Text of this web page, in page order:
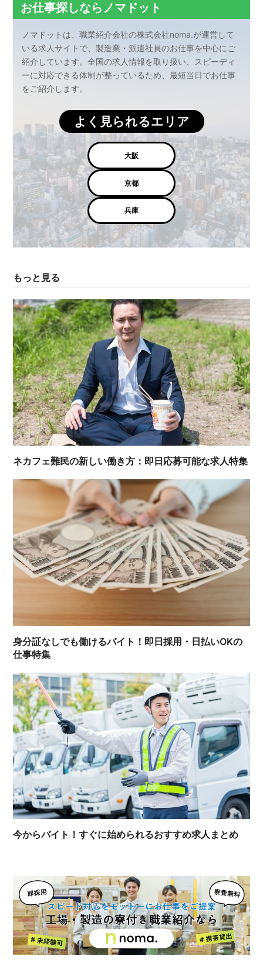
お仕事探しならノマドット
ノマドットは、職業紹介会社の株式会社noma.が運営して
いる求人サイトで、製造業・派遣社員のお仕事を中心にご
紹介しています。全国の求人情報を取り扱い、スピーディ
ーに対応できる体制が整っているため、最短当日でお仕事
をご紹介します。
よく見られるエリア
大阪
京都
兵庫
もっと見る
ネカフェ難民の新しい働き方：即日応募可能な求人特集
身分証なしでも働けるバイト！即日採用・日払いOKの
仕事特集
今からバイト！すぐに始められるおすすめ求人まとめ